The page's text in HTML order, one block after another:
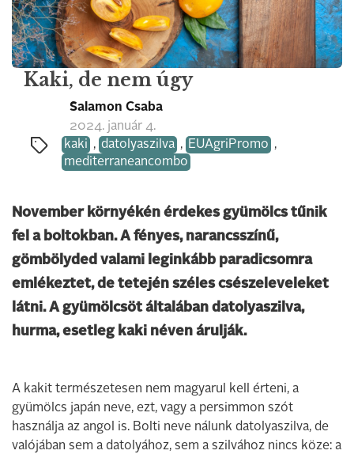
Kaki, de nem úgy
Salamon Csaba
2024. január 4.
kaki , datolyaszilva , EUAgriPromo ,
mediterraneancombo
November környékén érdekes gyümölcs tűnik
fel a boltokban. A fényes, narancsszínű,
gömbölyded valami leginkább paradicsomra
emlékeztet, de tetején széles csészeleveleket
látni. A gyümölcsöt általában datolyaszilva,
hurma, esetleg kaki néven árulják.
A kakit természetesen nem magyarul kell érteni, a
gyümölcs japán neve, ezt, vagy a persimmon szót
használja az angol is. Bolti neve nálunk datolyaszilva, de
valójában sem a datolyához, sem a szilvához nincs köze: a